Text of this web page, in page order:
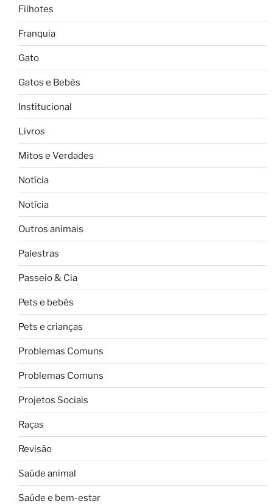
Filhotes
Franquia
Gato
Gatos e Bebês
Institucional
Livros
Mitos e Verdades
Notícia
Notícia
Outros animais
Palestras
Passeio & Cia
Pets e bebês
Pets e crianças
Problemas Comuns
Problemas Comuns
Projetos Sociais
Raças
Revisão
Saúde animal
Saúde e bem-estar